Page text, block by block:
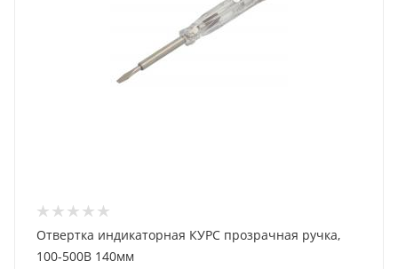
Отвертка индикаторная КУРС прозрачная ручка,
100-500В 140мм